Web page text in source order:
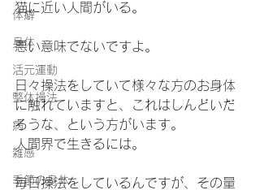
体癖
身体
活元運動
整体操法
病
雑感
季節の身体
猫に近い人間がいる。
悪い意味でないですよ。
日々操法をしていて様々な方のお身体
に触れていますと、これはしんどいだ
ろうな、という方がいます。
人間界で生きるには。
毎日操法をしているんですが、その量